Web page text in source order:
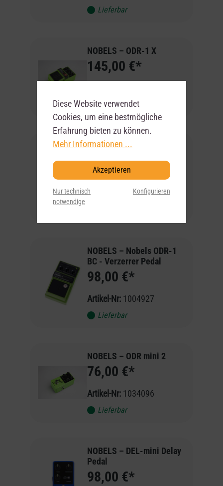
Lieferbar
NOBELS – ODR-1 X
145,00 €*
Lieferbar
NOBELS – ODR-Mini
78,00 €*
Artikel-Nr: 0065907
NOBELS – Nobels ODR-1
BC - Verzerrer Pedal
98,00 €*
Artikel-Nr: 1004927
Lieferbar
NOBELS – ODR mini 2
76,00 €*
Artikel-Nr: 1034096
Lieferbar
NOBELS – DEL-mini Delay
Pedal
98,00 €*
Diese Website verwendet
Cookies, um eine bestmögliche
Erfahrung bieten zu können.
Mehr Informationen ...
Akzeptieren
Nur technisch
notwendige
Konfigurieren